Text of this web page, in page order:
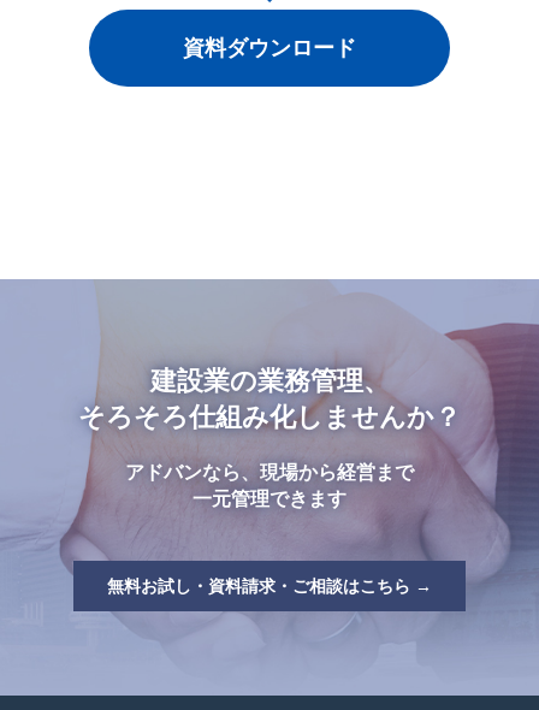
資料ダウンロード
建設業の業務管理、
そろそろ仕組み化しませんか？
アドバンなら、現場から経営まで
一元管理できます
無料お試し・資料請求・ご相談はこちら →